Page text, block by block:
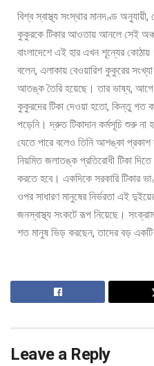
বিশ্ব স্বাস্থ্য সংস্থার মানদণ্ড
কুকুরকে টিকার আওতায় আনলে সেই
বাংলাদেশে এই হার এখন শূন্যের
বলেন, এলাকায় বেওয়ারিশ কুকুরের
আতঙ্ক তৈরি হয়েছে। তার ভাষ্য, আগে
কুকুরদের টিকা দেওয়া হতো, কিন্তু গত
পড়েনি। দ্রুত টিকাদান কর্মসূচি শুরু না
যেতে পারে বলেও তিনি আশঙ্কা
নিয়মিত জলাতঙ্ক প্রতিরোধী টিকা
করতে হবে। একদিকে সরকারি টিকার
ওপর সাধারণ মানুষের নির্ভরতা এই
জনস্বাস্থ্য সংকটে রূপ নিয়েছে।
শত মানুষ ভিড় করছেন, তাদের বড়
Leave a Reply